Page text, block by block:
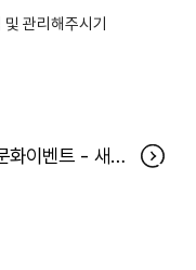
관리해주시기
문화이벤트 - 새로워진 넌센스2 당첨자